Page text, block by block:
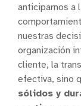
anticiparnos a
nuestras
organización
cliente, la
efectiva, sino
sólidos y